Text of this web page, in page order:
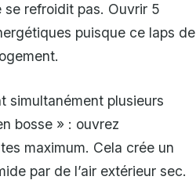
se refroidit pas. Ouvrir 5
puisque ce laps de
simultanément plusieurs
bosse » : ouvrez
maximum. Cela crée un
par de l’air extérieur sec.